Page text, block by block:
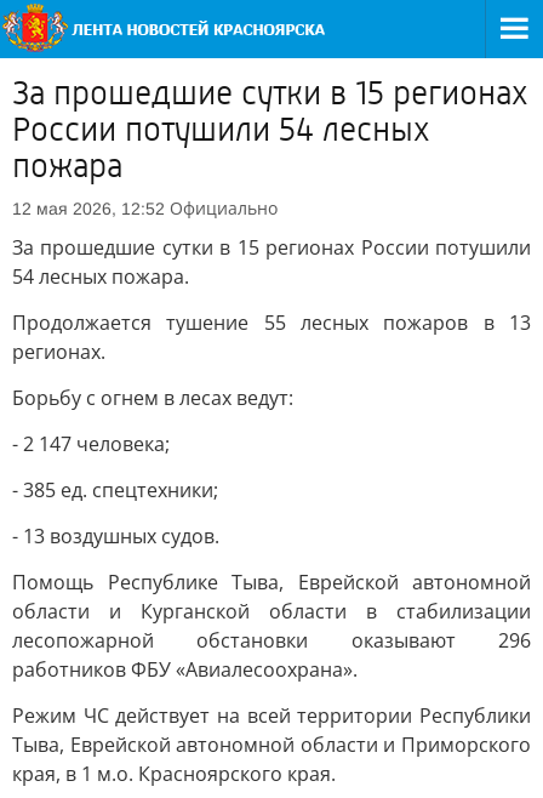
За прошедшие сутки в 15 регионах
России потушили 54 лесных
пожара
12 мая 2026, 12:52 Официально
За прошедшие сутки в 15 регионах России потушили
54 лесных пожара.
Продолжается тушение 55 лесных пожаров в 13
регионах.
Борьбу с огнем в лесах ведут:
- 2 147 человека;
- 385 ед. спецтехники;
- 13 воздушных судов.
Помощь Республике Тыва, Еврейской автономной
области и Курганской области в стабилизации
лесопожарной обстановки оказывают 296
работников ФБУ «Авиалесоохрана».
Режим ЧС действует на всей территории Республики
Тыва, Еврейской автономной области и Приморского
края, в 1 м.о. Красноярского края.